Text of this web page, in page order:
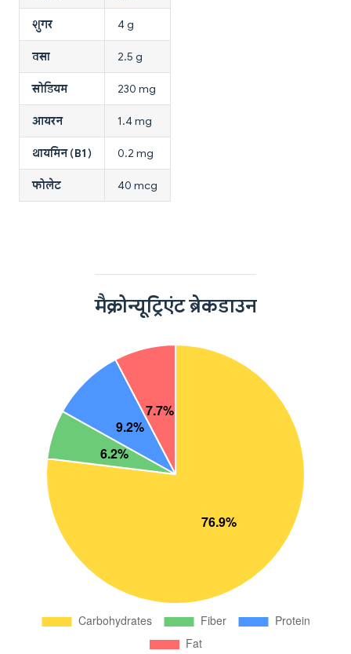
शुगर 4 g
वसा 2.5 g
सोडियम 230 mg
आयरन 1.4 mg
थायमिन (B1) 0.2 mg
फोलेट 40 mcg
मैक्रोन्यूट्रिएंट ब्रेकडाउन